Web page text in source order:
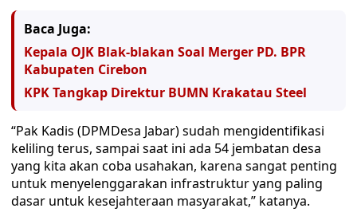
Baca Juga:
Kepala OJK Blak-blakan Soal Merger PD. BPR
Kabupaten Cirebon
KPK Tangkap Direktur BUMN Krakatau Steel
“Pak Kadis (DPMDesa Jabar) sudah mengidentifikasi
keliling terus, sampai saat ini ada 54 jembatan desa
yang kita akan coba usahakan, karena sangat penting
untuk menyelenggarakan infrastruktur yang paling
dasar untuk kesejahteraan masyarakat,” katanya.